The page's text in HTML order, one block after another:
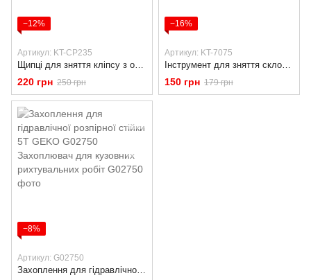
−12%
Артикул: KT-CP235
Щипці для зняття кліпсу з оббивки авто Clip Removal Plier KRAFTON KT-CP235
220 грн 250 грн
−16%
Артикул: KT-7075
Інструмент для зняття склоочисників KRAFTON KT-7075 Знімач важеля склоочисника
150 грн 179 грн
−8%
Артикул: G02750